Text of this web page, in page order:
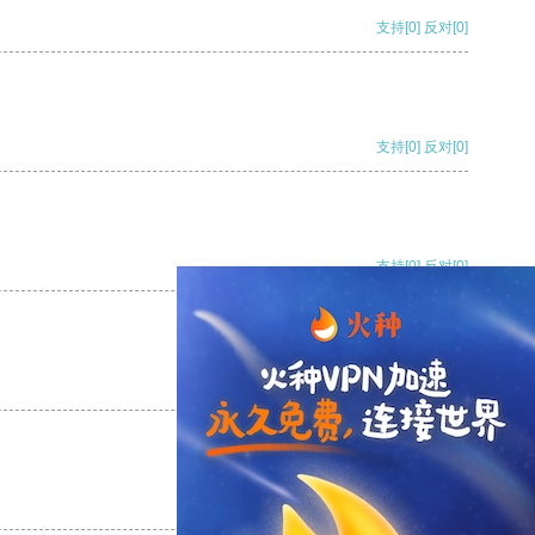
支持[0] 反对[0]
支持[0] 反对[0]
支持[0] 反对[0]
支持[0] 反对
支持